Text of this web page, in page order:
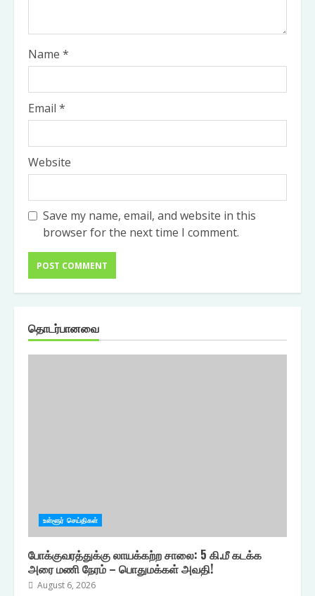
Name *
Email *
Website
Save my name, email, and website in this
browser for the next time I comment.
தொடர்பானவை
உள்ளூர் செய்திகள்
போக்குவரத்துக்கு லாயக்கற்ற சாலை: 5 கி.மீ கடக்க
அரை மணி நேரம் – பொதுமக்கள் அவதி!
August 6, 2026